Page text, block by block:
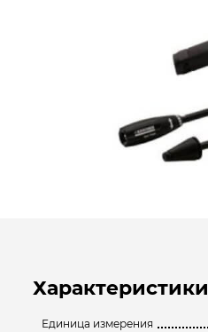
Характеристики
Единица измерения